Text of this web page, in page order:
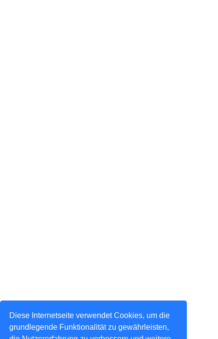
Diese Internetseite verwendet Cookies, um die
grundlegende Funktionalität zu gewährleisten,